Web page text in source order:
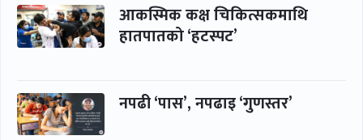
आकस्मिक कक्ष चिकित्सकमाथि
हातपातको ‘हटस्पट’
नपढी ‘पास’, नपढाइ ‘गुणस्तर’